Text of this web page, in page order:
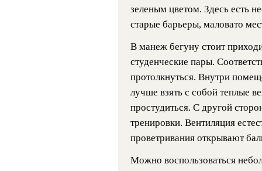
зеленым цветом. Здесь есть
старые барьеры, маловато
В манеж бегуну стоит
студенческие пары.
протолкнуться. Внутри
лучше взять с собой теплые
простудиться. С другой
тренировки. Вентиляция
проветривания открывают
Можно воспользоваться